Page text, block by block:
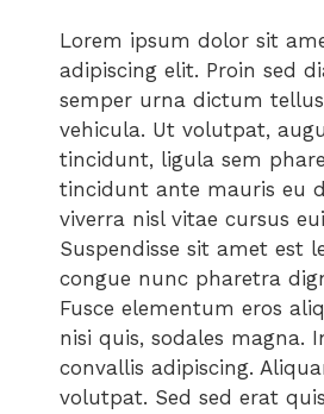
Lorem ipsum dolor sit
adipiscing elit. Proin sed
semper urna dictum
vehicula. Ut volutpat,
tincidunt, ligula sem
tincidunt ante mauris eu
viverra nisl vitae cursus
Suspendisse sit amet est
congue nunc pharetra
Fusce elementum eros
nisi quis, sodales magna.
convallis adipiscing.
volutpat. Sed sed erat